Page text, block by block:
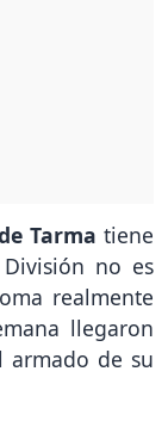
Tarma tiene
no es
realmente
llegaron
armado de su